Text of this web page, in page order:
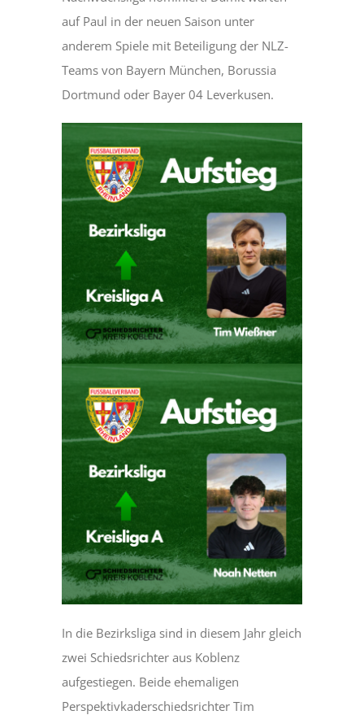
auf Paul in der neuen Saison unter
anderem Spiele mit Beteiligung der NLZ-
Teams von Bayern München, Borussia
Dortmund oder Bayer 04 Leverkusen.
In die Bezirksliga sind in diesem Jahr gleich
zwei Schiedsrichter aus Koblenz
aufgestiegen. Beide ehemaligen
Perspektivkaderschiedsrichter Tim